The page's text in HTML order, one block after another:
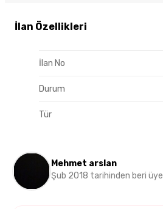
İlan Özellikleri
İlan No
Durum
Tür
Mehmet arslan
Şub 2018 tarihinden beri üye